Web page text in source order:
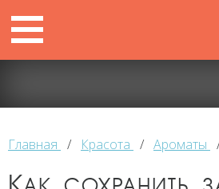
Главная / Красота / Ароматы